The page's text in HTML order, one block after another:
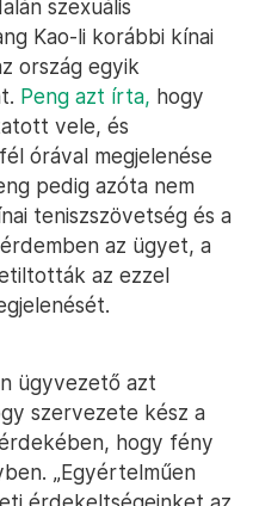
szexuális
Kao-li korábbi kínai
ország egyik
Peng azt írta, hogy
vele, és
órával megjelenése
pedig azóta nem
teniszszövetség és a
az ügyet, a
az ezzel
ügyvezető azt
szervezete kész a
hogy fény
„Egyértelműen